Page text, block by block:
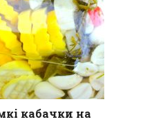
кабачки на